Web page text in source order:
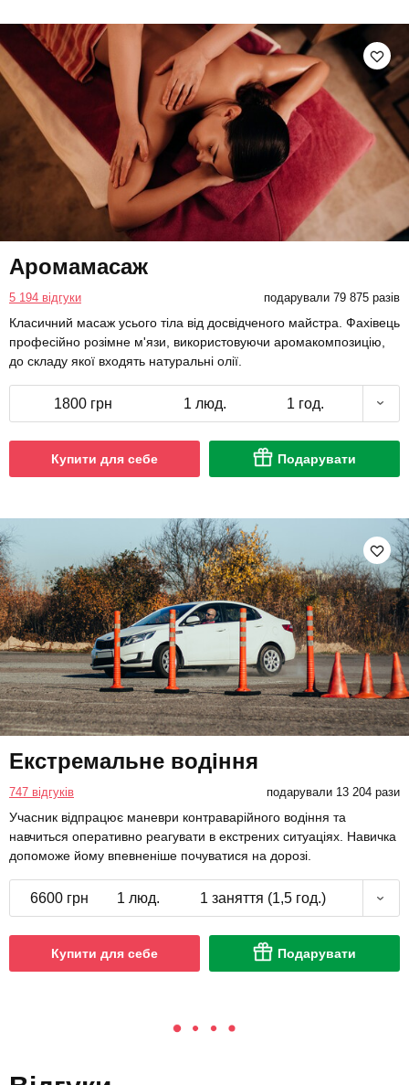
Аромамасаж
5 194 відгуки подарували 79 875 разів
Класичний масаж усього тіла від досвідченого майстра. Фахівець
професійно розімне м'язи, використовуючи аромакомпозицію,
до складу якої входять натуральні олії.
1800 грн 1 люд. 1 год.
Купити для себе Подарувати
Екстремальне водіння
747 відгуків подарували 13 204 рази
Учасник відпрацює маневри контраварійного водіння та
навчиться оперативно реагувати в екстрених ситуаціях. Навичка
допоможе йому впевненіше почуватися на дорозі.
6600 грн 1 люд. 1 заняття (1,5 год.)
Купити для себе Подарувати